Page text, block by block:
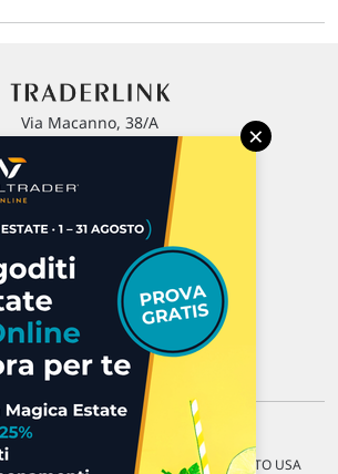
Via Macanno, 38/A
P.IVA 02 452 460 401
Chi siamo
e segnalazioni
Contattaci
Italia s.r.l.
di borsa differite di 15 min. / MERCATO USA
×